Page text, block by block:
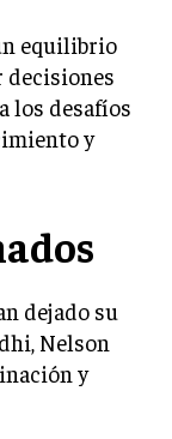
equilibrio
decisiones
los desafíos
y
dejado su
Nelson
y